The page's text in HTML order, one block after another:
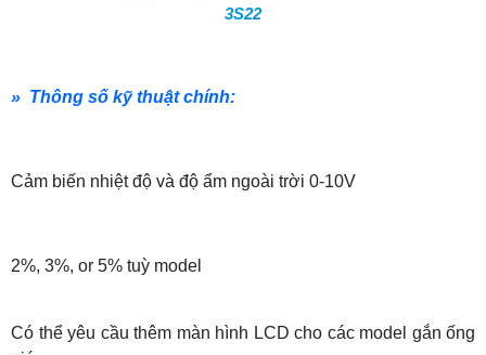
3S22
» Thông số kỹ thuật chính:
Cảm biến nhiệt độ và độ ẩm ngoài trời 0-10V
2%, 3%, or 5% tuỳ model
Có thể yêu cầu thêm màn hình LCD cho các model gắn ống